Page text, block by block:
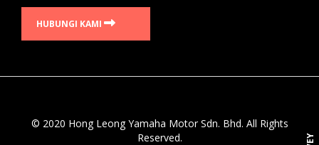
HUBUNGI KAMI
© 2020 Hong Leong Yamaha Motor Sdn. Bhd. All Rights
Reserved.